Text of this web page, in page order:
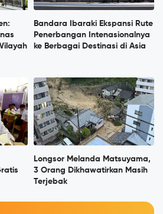
Bandara Ibaraki Ekspansi Rute
Penerbangan Intenasionalnya
ke Berbagai Destinasi di Asia
Longsor Melanda Matsuyama,
3 Orang Dikhawatirkan Masih
Terjebak